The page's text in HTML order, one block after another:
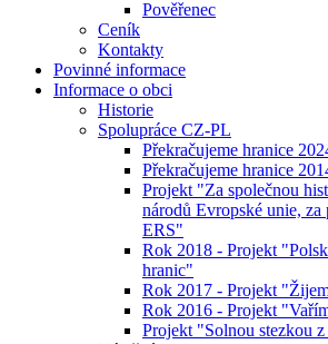
Pověřenec
Ceník
Kontakty
Povinné informace
Informace o obci
Historie
Spolupráce CZ-PL
Překračujeme hranice
Překračujeme hranice
Projekt "Za společnou
národů Evropské unie, za
ERS"
Rok 2018 - Projekt
hranic"
Rok 2017 - Projekt
Rok 2016 - Projekt
Projekt "Solnou stezkou